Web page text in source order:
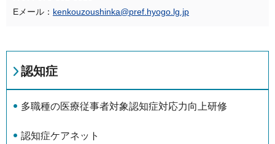
Eメール： kenkouzoushinka@pref.hyogo.lg.jp
認知症
多職種の医療従事者対象認知症対応力向上研修
認知症ケアネット